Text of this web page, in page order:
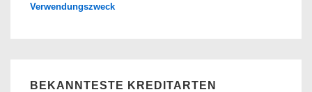
Verwendungszweck
BEKANNTESTE KREDITARTEN